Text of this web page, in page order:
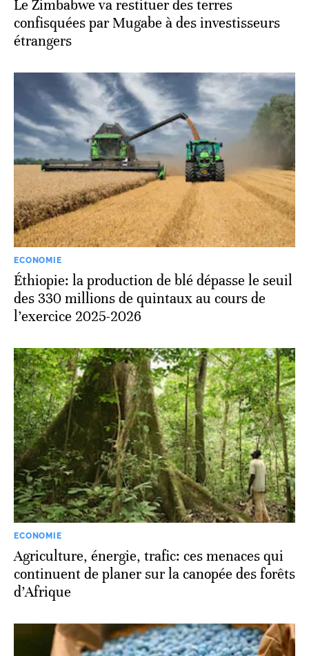
Le Zimbabwe va restituer des terres
confisquées par Mugabe à des investisseurs
étrangers
ECONOMIE
Éthiopie: la production de blé dépasse le seuil
des 330 millions de quintaux au cours de
l’exercice 2025-2026
ECONOMIE
Agriculture, énergie, trafic: ces menaces qui
continuent de planer sur la canopée des forêts
d’Afrique